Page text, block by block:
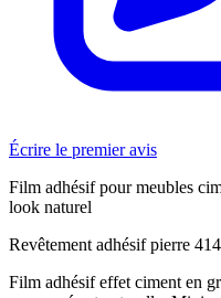
Écrire le premier avis
Film adhésif pour meubles
look naturel
Revêtement adhésif pierre
Film adhésif effet ciment en